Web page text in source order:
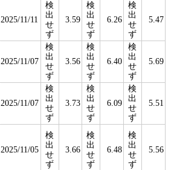
2025/11/11
検
出
せ
ず
3.59
検
出
せ
ず
6.26
検
出
せ
ず
5.47
2025/11/07
検
出
せ
ず
3.56
検
出
せ
ず
6.40
検
出
せ
ず
5.69
2025/11/07
検
出
せ
ず
3.73
検
出
せ
ず
6.09
検
出
せ
ず
5.51
2025/11/05
検
出
せ
ず
3.66
検
出
せ
ず
6.48
検
出
せ
ず
5.56